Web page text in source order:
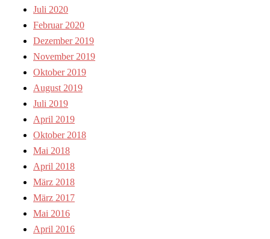
Juli 2020
Februar 2020
Dezember 2019
November 2019
Oktober 2019
August 2019
Juli 2019
April 2019
Oktober 2018
Mai 2018
April 2018
März 2018
März 2017
Mai 2016
April 2016